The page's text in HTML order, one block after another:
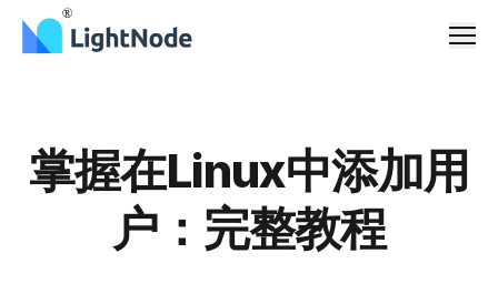
掌握在Linux中添加用
户：完整教程